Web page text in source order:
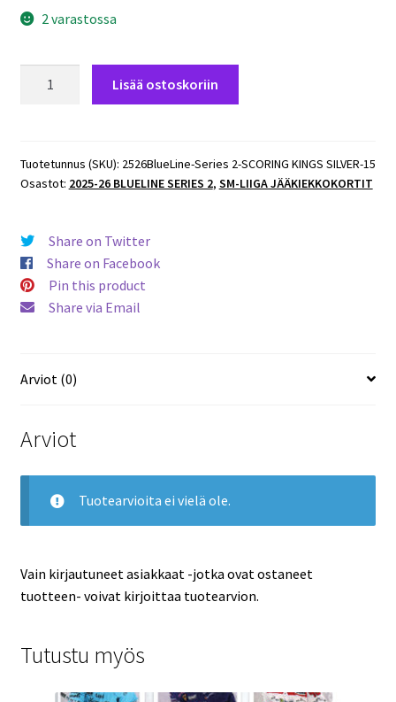
2 varastossa
2
SCORING
#SK-
15
Lukas
Wernblom
Lisää ostoskoriin
Tuotetunnus (SKU): 2526BlueLine-Series 2-SCORING KINGS SILVER-15
Osastot: 2025-26 BLUELINE SERIES 2, SM-LIIGA JÄÄKIEKKOKORTIT
Share on Twitter
Share on Facebook
Pin this product
Share via Email
Arviot (0)
Arviot
Tuotearvioita ei vielä ole.
Vain kirjautuneet asiakkaat -jotka ovat ostaneet
tuotteen- voivat kirjoittaa tuotearvion.
Tutustu myös